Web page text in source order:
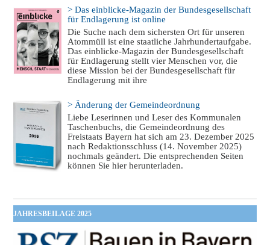
> Das einblicke-Magazin der Bundesgesellschaft
für Endlagerung ist online
Die Suche nach dem sichersten Ort für unseren
Atommüll ist eine staatliche Jahrhundertaufgabe.
Das einblicke-Magazin der Bundesgesellschaft
für Endlagerung stellt vier Menschen vor, die
diese Mission bei der Bundesgesellschaft für
Endlagerung mit ihre
> Änderung der Gemeindeordnung
Liebe Leserinnen und Leser des Kommunalen
Taschenbuchs, die Gemeindeordnung des
Freistaats Bayern hat sich am 23. Dezember 2025
nach Redaktionsschluss (14. November 2025)
nochmals geändert. Die entsprechenden Seiten
können Sie hier herunterladen.
JAHRESBEILAGE 2025